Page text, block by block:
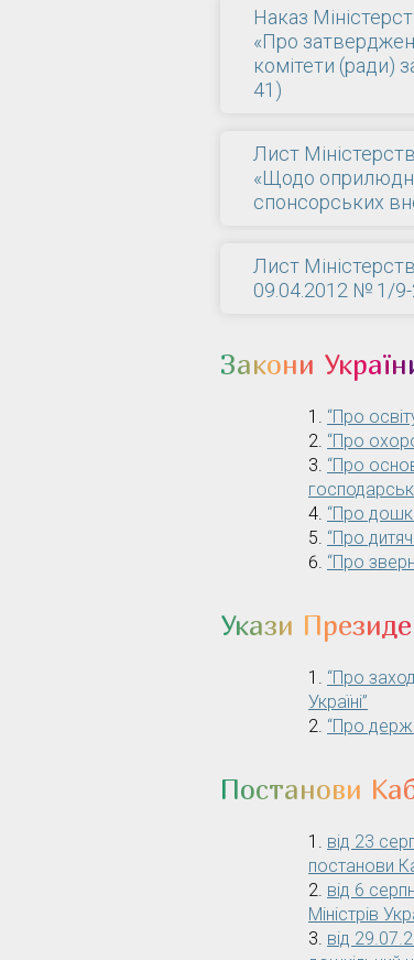
Наказ
«Про
комітети (ради)
41)
Лист
«Щодо
спонсорських
Лист
09.04.2012 № 1/9-
Закони
“Про
“Про
“Про
“Про
“Про
“Про
Укази
“Про
Україні”
“Про
Постанови
від 23
постанови
від 6
Міністрів
від